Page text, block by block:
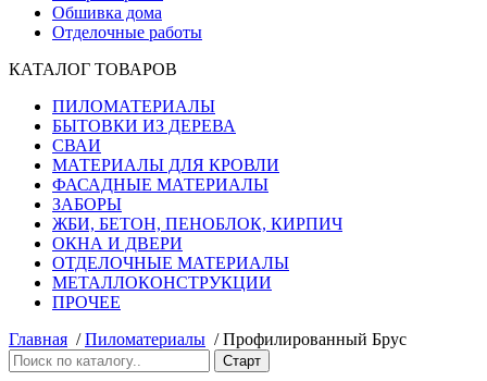
Обшивка дома
Отделочные работы
КАТАЛОГ ТОВАРОВ
ПИЛОМАТЕРИАЛЫ
БЫТОВКИ ИЗ ДЕРЕВА
СВАИ
МАТЕРИАЛЫ ДЛЯ КРОВЛИ
ФАСАДНЫЕ МАТЕРИАЛЫ
ЗАБОРЫ
ЖБИ, БЕТОН, ПЕНОБЛОК, КИРПИЧ
ОКНА И ДВЕРИ
ОТДЕЛОЧНЫЕ МАТЕРИАЛЫ
МЕТАЛЛОКОНСТРУКЦИИ
ПРОЧЕЕ
Главная /Пиломатериалы /Профилированный Брус